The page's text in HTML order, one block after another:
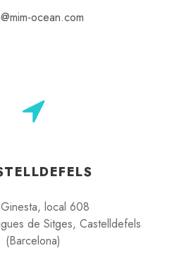
ocean.com
local 608
de Sitges, Castelldefels
(Barcelona)